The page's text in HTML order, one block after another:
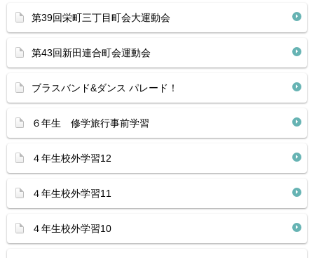
第39回栄町三丁目町会大運動会
第43回新田連合町会運動会
ブラスバンド&ダンス パレード！
６年生 修学旅行事前学習
４年生校外学習12
４年生校外学習11
４年生校外学習10